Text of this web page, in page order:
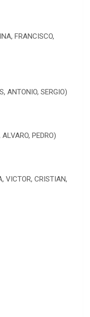
FRANCISCO,
ANTONIO, SERGIO)
PEDRO)
VICTOR, CRISTIAN,